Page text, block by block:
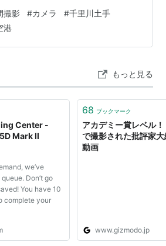
ンする予定の豊中つばさ公園"ma-
見物人で賑わうだろう。
ふと正面からJALのB737が離
て滑走路端までやってきた。 滑走路
撮影 #カメラ #千里川土手
港
もっと見る
Center -
Mark II
we’ve
Don’t go
You have 10
complete your
68 ブックマーク
アカデミー賞レベル
で撮影された批評家
動画
www.gizmodo.jp